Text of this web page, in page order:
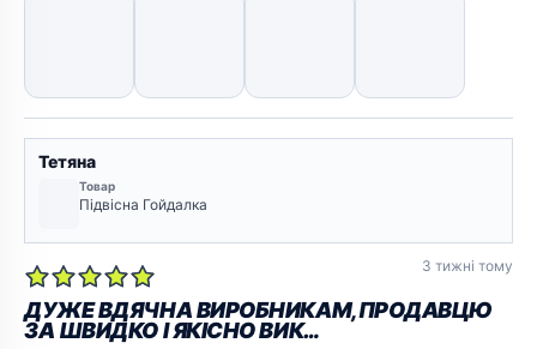
Тетяна
Товар
Підвісна Гойдалка
3 тижні тому
ДУЖЕ ВДЯЧНА ВИРОБНИКАМ,ПРОДАВЦЮ
ЗА ШВИДКО І ЯКІСНО ВИК…